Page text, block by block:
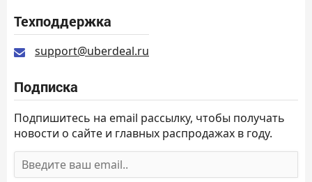
Техподдержка
support@uberdeal.ru
Подписка
Подпишитесь на email рассылку, чтобы получать
новости о сайте и главных распродажах в году.